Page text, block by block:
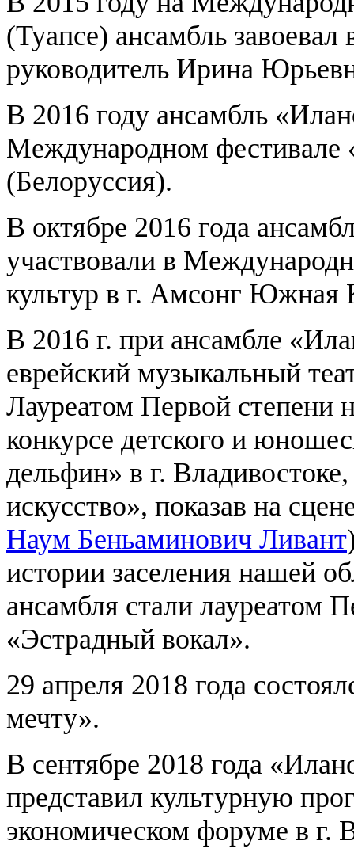
(Туапсе) ансамбль завоевал
руководитель Ирина
В 2016 году ансамбль
Международном
(Белоруссия).
В октябре 2016 года
участвовали в
культур в г. Амсонг Южная
В 2016 г. при ансамбле
еврейский музыкальный
Лауреатом Первой степени
конкурсе детского и
дельфин» в г.
искусство», показав на
Наум Беньаминович Ливант
истории заселения нашей
ансамбля стали лауреатом
«Эстрадный вокал».
29 апреля 2018 года
мечту».
В сентябре 2018 года
представил культурную
экономическом форуме в г.